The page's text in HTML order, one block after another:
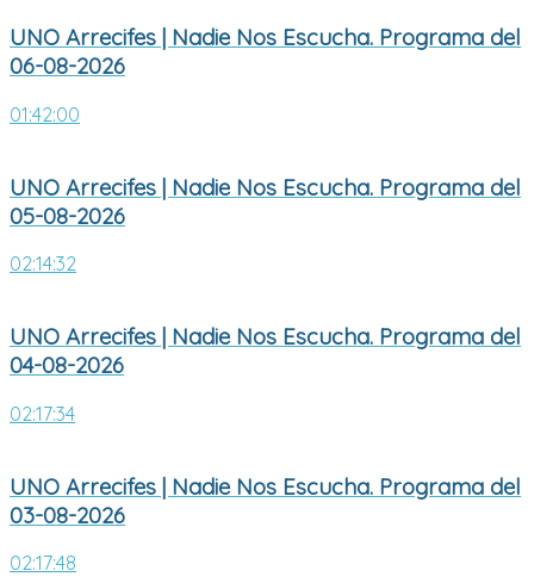
UNO Arrecifes | Nadie Nos Escucha. Programa del
06-08-2026
01:42:00
UNO Arrecifes | Nadie Nos Escucha. Programa del
05-08-2026
02:14:32
UNO Arrecifes | Nadie Nos Escucha. Programa del
04-08-2026
02:17:34
UNO Arrecifes | Nadie Nos Escucha. Programa del
03-08-2026
02:17:48